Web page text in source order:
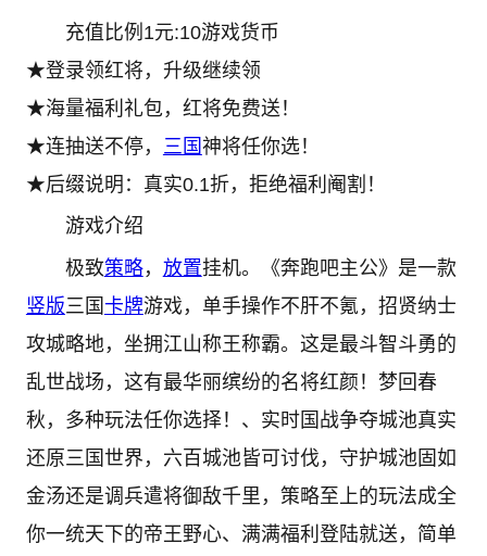
充值比例1元:10游戏货币
★登录领红将，升级继续领
★海量福利礼包，红将免费送！
★连抽送不停，
三国神将任你选！
★后缀说明：真实0.1折，拒绝福利阉割！
游戏介绍
极致策略， 放置挂机。《奔跑吧主公》是一款
竖版三国 卡牌游戏，单手操作不肝不氪，招贤纳士
攻城略地，坐拥江山称王称霸。这是最斗智斗勇的
乱世战场，这有最华丽缤纷的名将红颜！梦回春
秋，多种玩法任你选择！、实时国战争夺城池真实
还原三国世界，六百城池皆可讨伐，守护城池固如
金汤还是调兵遣将御敌千里，策略至上的玩法成全
你一统天下的帝王野心、满满福利登陆就送，简单